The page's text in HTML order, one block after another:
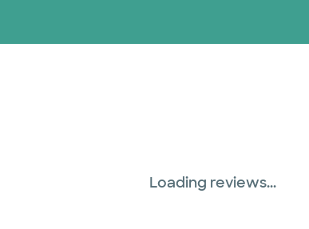
Loading reviews...